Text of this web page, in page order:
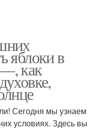
яблоки в
как
Сегодня мы узнаем
условиях. Здесь вы